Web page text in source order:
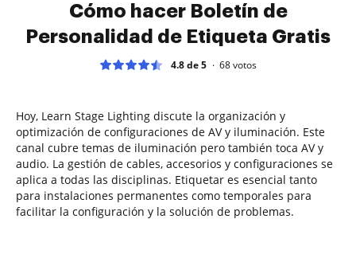
Cómo hacer Boletín de
Personalidad de Etiqueta Gratis
4.8 de 5 68votos
Hoy, Learn Stage Lighting discute la organización y
optimización de configuraciones de AV y iluminación. Este
canal cubre temas de iluminación pero también toca AV y
audio. La gestión de cables, accesorios y configuraciones se
aplica a todas las disciplinas. Etiquetar es esencial tanto
para instalaciones permanentes como temporales para
facilitar la configuración y la solución de problemas.